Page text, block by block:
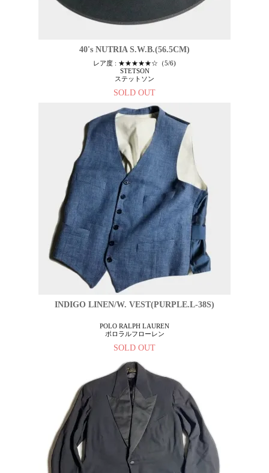
40's NUTRIA S.W.B.(56.5CM)
レア度 : ★★★★★☆（5/6)
STETSON
ステットソン
SOLD OUT
INDIGO LINEN/W. VEST(PURPLE.L-38S)
POLO RALPH LAUREN
ポロラルフローレン
SOLD OUT